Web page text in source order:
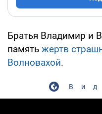
Братья Владимир и
память жертв
Волновахой.